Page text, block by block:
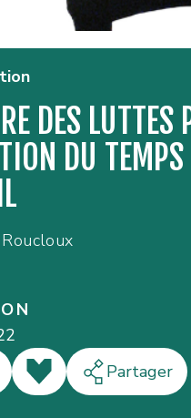
DES LUTTES
DU TEMPS
J'aime Partager